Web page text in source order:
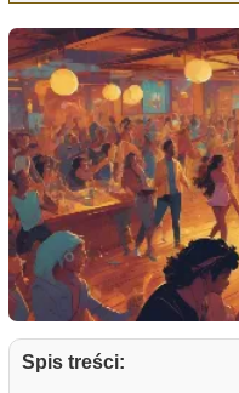
Spis treści: